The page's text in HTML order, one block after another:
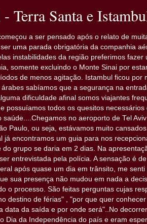
Terra Santa e
a ser pensado após o relato de
uma parada obrigatória da companhia
instabilidades da região preferimos fazer
somente excluindo o Monte Sinai por
de menos agitação. Istambul ficou por
sabíamos que a segurança na
dificuldade afinal somos viajantes
possuíamos todos os quesitos necessários
no aeroporto de Tel
Paulo, ou seja, estávamos muito
encontramos um guia para nos
grupo se daria em 2 dias. Na
entrevistada pela polícia. A sensação é
após quase um dia em trânsito, me
sua presença não mudou em nada a
o processo. São feitas perguntas cujas
destino de férias" , "por que quer conhecer
data da saída e por onde será"..No
Dia da Independência do país e eram